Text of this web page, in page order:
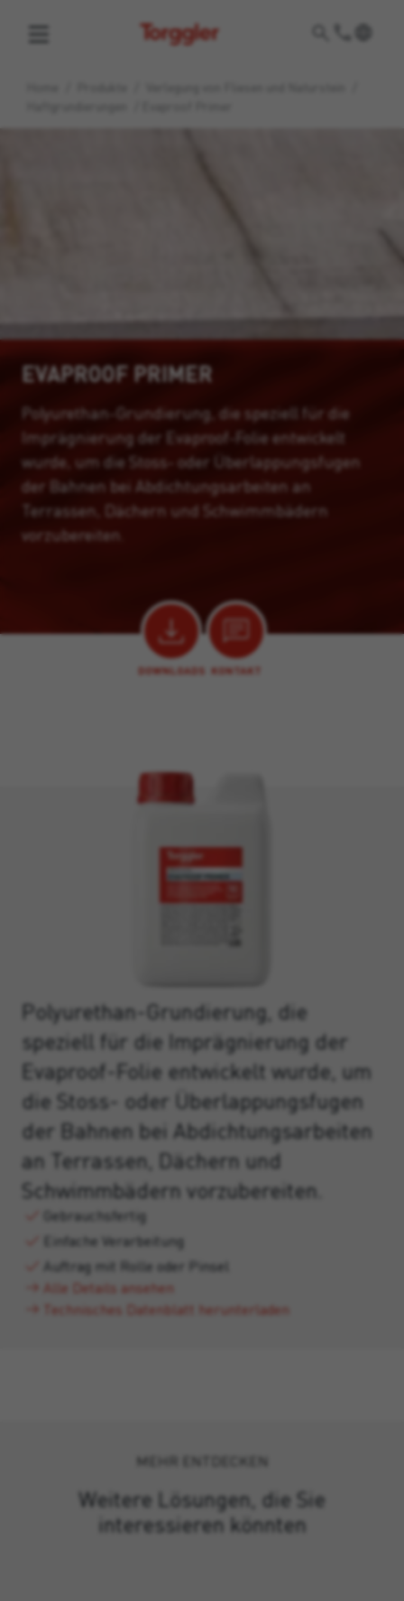
Torggler
EVAPROOF PRIMER
Polyurethan-Grundierung, die speziell für die
Imprägnierung der Evaproof-Folie entwickelt
wurde, um die Stoss- oder Überlappungsfugen
der Bahnen bei Abdichtungsarbeiten an
Terrassen, Dächern und Schwimmbädern
vorzubereiten.
DOWNLOADS KONTAKT
Polyurethan-Grundierung, die
speziell für die Imprägnierung der
Evaproof-Folie entwickelt wurde, um
die Stoss- oder Überlappungsfugen
der Bahnen bei Abdichtungsarbeiten
an Terrassen, Dächern und
Schwimmbädern vorzubereiten.
Gebrauchsfertig
Einfache Verarbeitung
Auftrag mit Rolle oder Pinsel
Alle Details ansehen
Technisches Datenblatt herunterladen
MEHR ENTDECKEN
Weitere Lösungen, die Sie
interessieren könnten